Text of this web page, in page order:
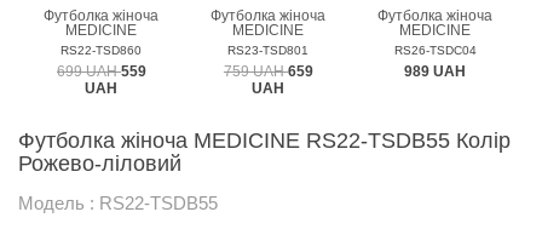
Футболка жіноча
MEDICINE
RS22-TSD860
699 UAH559
UAH
Футболка жіноча
MEDICINE
RS23-TSD801
759 UAH659
UAH
Футболка жіноча
MEDICINE
RS26-TSDC04
989 UAH
Футболка жіноча MEDICINE RS22-TSDB55 Колір
Рожево-ліловий
Модель : RS22-TSDB55